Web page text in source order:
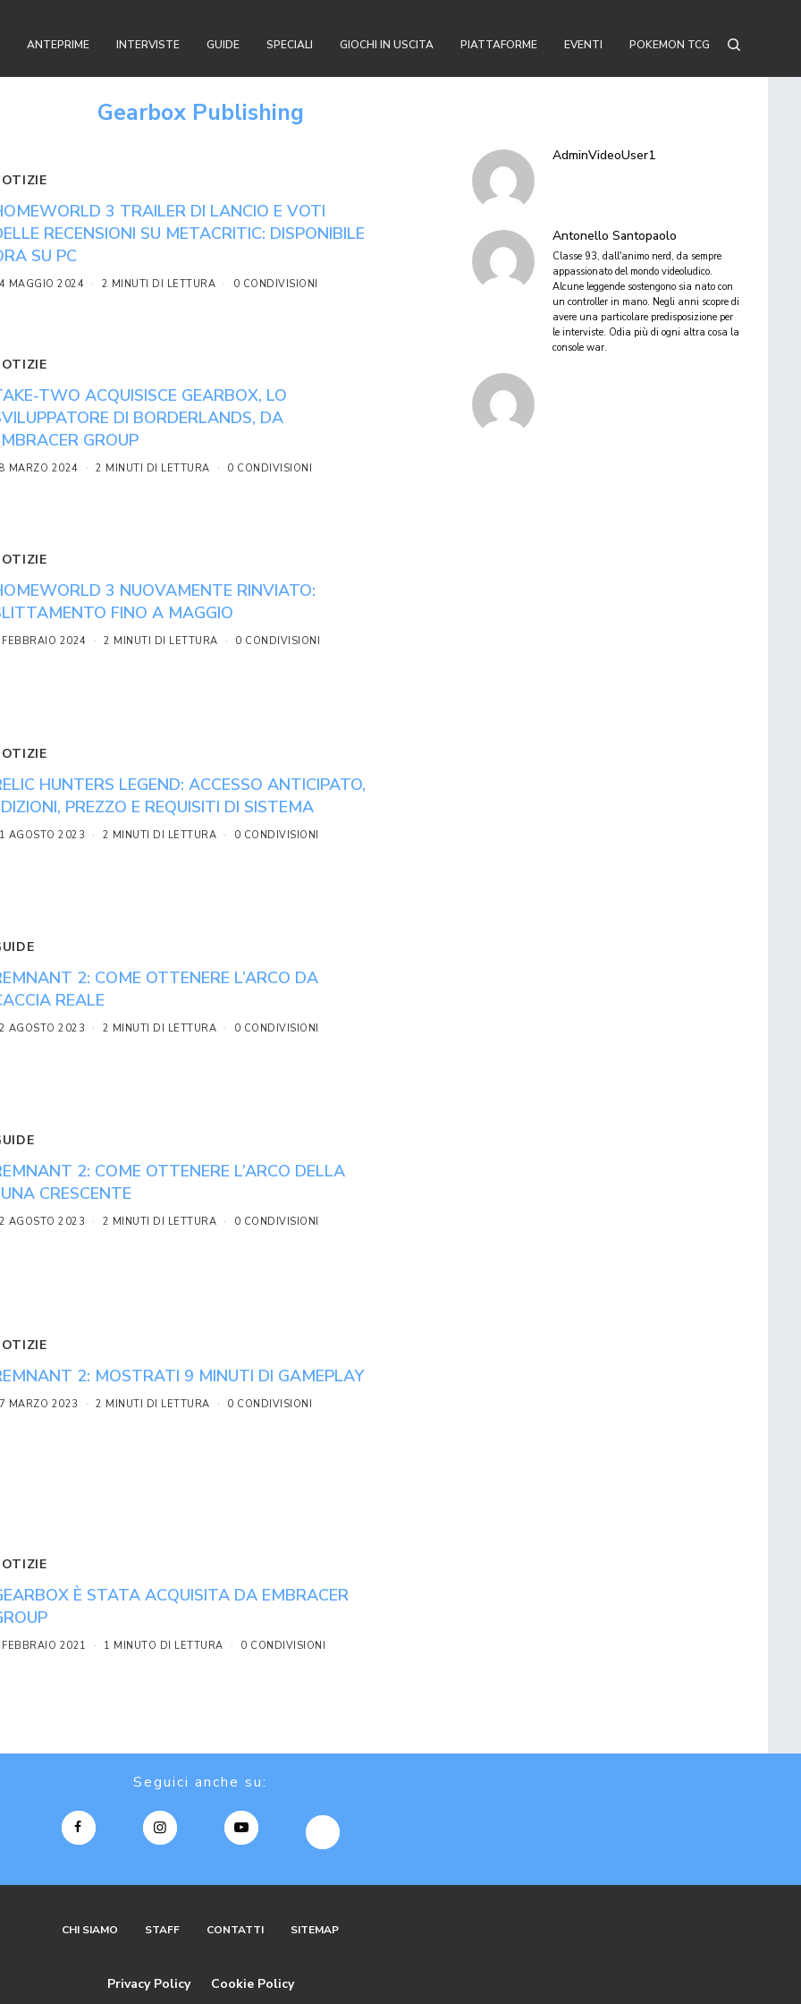
ANTEPRIME INTERVISTE GUIDE SPECIALI GIOCHI IN USCITA PIATTAFORME EVENTI POKEMON TCG
Gearbox Publishing
3 TRAILER DI LANCIO E VOTI
RECENSIONI SU METACRITIC: DISPONIBILE
SU PC
MAGGIO 2024 2 MINUTI DI LETTURA 0 CONDIVISIONI
TWO ACQUISISCE GEARBOX, LO
DI BORDERLANDS, DA
GROUP
MARZO 2024 2 MINUTI DI LETTURA 0 CONDIVISIONI
3 NUOVAMENTE RINVIATO:
FINO A MAGGIO
2024 2 MINUTI DI LETTURA 0 CONDIVISIONI
HUNTERS LEGEND: ACCESSO ANTICIPATO,
PREZZO E REQUISITI DI SISTEMA
AGOSTO 2023 2 MINUTI DI LETTURA 0 CONDIVISIONI
2: COME OTTENERE L’ARCO DA
REALE
AGOSTO 2023 2 MINUTI DI LETTURA 0 CONDIVISIONI
2: COME OTTENERE L’ARCO DELLA
CRESCENTE
AGOSTO 2023 2 MINUTI DI LETTURA 0 CONDIVISIONI
2: MOSTRATI 9 MINUTI DI GAMEPLAY
MARZO 2023 2 MINUTI DI LETTURA 0 CONDIVISIONI
È STATA ACQUISITA DA EMBRACER
2021 1 MINUTO DI LETTURA 0 CONDIVISIONI
AdminVideoUser1
Antonello Santopaolo
Classe 93, dall'animo nerd, da sempre
appassionato del mondo videoludico.
Alcune leggende sostengono sia nato con
un controller in mano. Negli anni scopre di
avere una particolare predisposizione per
le interviste. Odia più di ogni altra cosa la
console war.
Seguici anche su:
CHI SIAMO STAFF CONTATTI SITEMAP
Privacy Policy Cookie Policy